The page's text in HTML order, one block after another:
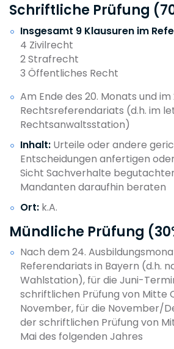
Schriftliche Prüfung
Insgesamt 9 Klausuren im
4 Zivilrecht
2 Strafrecht
3 Öffentliches Recht
Am Ende des 20. Monats und im
Rechtsreferendariats (d.h. im
Rechtsanwaltsstation)
Inhalt: Urteile oder andere
Entscheidungen anfertigen
Sicht Sachverhalte
Mandanten daraufhin beraten
Ort: k.A.
Mündliche Prüfung
Nach dem 24.
Referendariats in Bayern (d.h.
Wahlstation), für die Juni-
schriftlichen Prüfung von Mitte
November, für die November/
der schriftlichen Prüfung von
Mai des folgenden Jahres